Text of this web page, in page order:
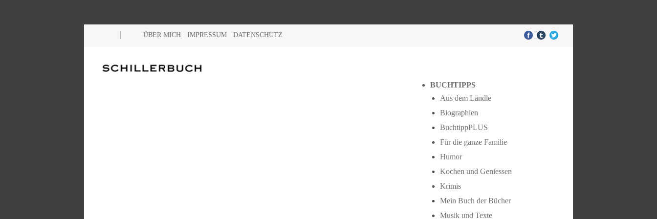
ÜBER MICH IMPRESSUM DATENSCHUTZ
BUCHTIPPS
Aus dem Ländle
Biographien
BuchtippPLUS
Für die ganze Familie
Humor
Kochen und Geniessen
Krimis
Mein Buch der Bücher
Musik und Texte